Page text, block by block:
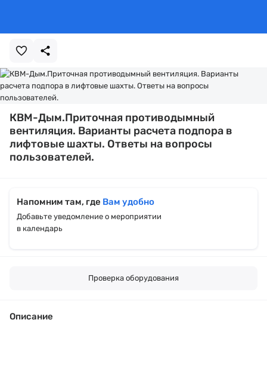
КВМ-Дым.Приточная противодымный
вентиляция. Варианты расчета подпора в
лифтовые шахты. Ответы на вопросы
пользователей.
Напомним там, где Вам удобно
Добавьте уведомление о мероприятии
в календарь
Проверка оборудования
Описание